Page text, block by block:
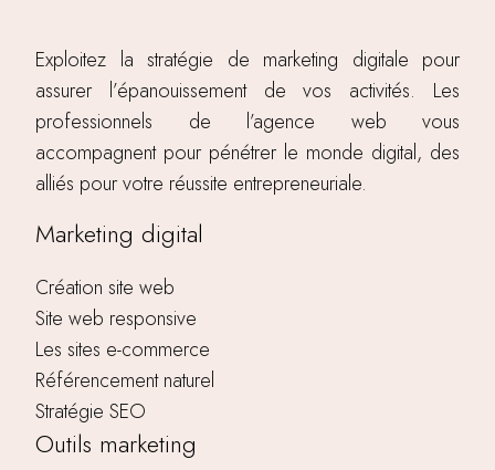
Exploitez la stratégie de marketing digitale pour
assurer l’épanouissement de vos activités. Les
professionnels de l’agence web vous
accompagnent pour pénétrer le monde digital, des
alliés pour votre réussite entrepreneuriale.
Marketing digital
Création site web
Site web responsive
Les sites e-commerce
Référencement naturel
Stratégie SEO
Outils marketing